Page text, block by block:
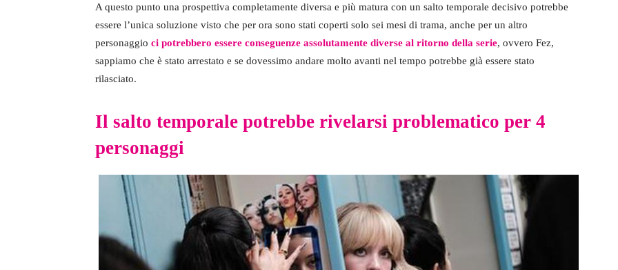
A questo punto una prospettiva completamente diversa e più matura con un salto temporale decisivo potrebbe
essere l’unica soluzione visto che per ora sono stati coperti solo sei mesi di trama, anche per un altro
personaggio ci potrebbero essere conseguenze assolutamente diverse al ritorno della serie, ovvero Fez,
sappiamo che è stato arrestato e se dovessimo andare molto avanti nel tempo potrebbe già essere stato
rilasciato.
Il salto temporale potrebbe rivelarsi problematico per 4
personaggi